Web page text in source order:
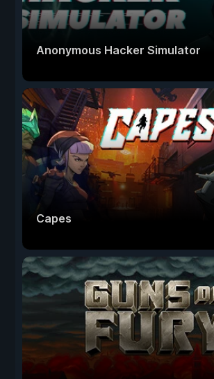
Anonymous Hacker Simulator
Capes